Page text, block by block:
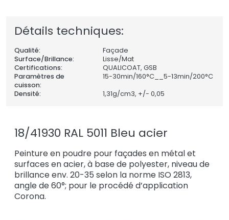
Détails techniques:
Qualité:
Façade
Surface/Brillance:
Lisse/Mat
Certifications:
QUALICOAT, GSB
Paramètres de
cuisson:
15-30min/160°C__5-13min/200°C
Densité:
1,31g/cm3, +/- 0,05
18/41930 RAL 5011 Bleu acier
Peinture en poudre pour façades en métal et
surfaces en acier, à base de polyester, niveau de
brillance env. 20-35 selon la norme ISO 2813,
angle de 60°; pour le procédé d’application
Corona.